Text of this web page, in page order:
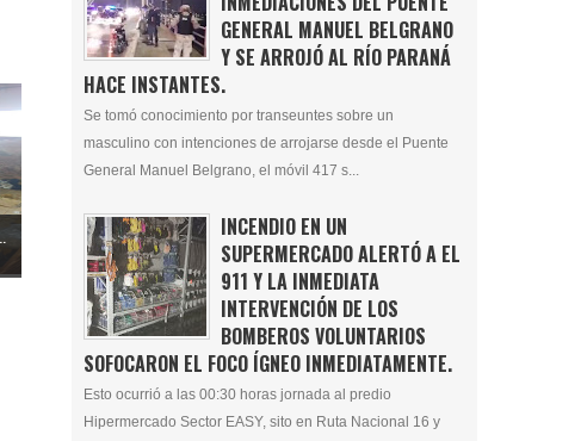
GENERAL MANUEL BELGRANO
Y SE ARROJÓ AL RÍO PARANÁ
HACE INSTANTES.
Se tomó conocimiento por transeuntes sobre un
masculino con intenciones de arrojarse desde el Puente
General Manuel Belgrano, el móvil 417 s...
INCENDIO EN UN
SUPERMERCADO ALERTÓ A EL
911 Y LA INMEDIATA
INTERVENCIÓN DE LOS
BOMBEROS VOLUNTARIOS
SOFOCARON EL FOCO ÍGNEO INMEDIATAMENTE.
Esto ocurrió a las 00:30 horas jornada al predio
Hipermercado Sector EASY, sito en Ruta Nacional 16 y